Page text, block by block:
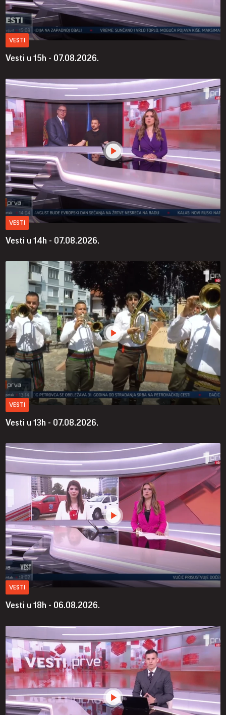
VESTI
Vesti u 15h - 07.08.2026.
VESTI
Vesti u 14h - 07.08.2026.
VESTI
Vesti u 13h - 07.08.2026.
VESTI
Vesti u 18h - 06.08.2026.